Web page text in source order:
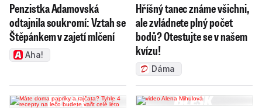
Penzistka Adamovská
odtajnila soukromí: Vztah se
Štěpánkem v zajetí mlčení
Aha!
Hříšný tanec známe všichni,
ale zvládnete plný počet
bodů? Otestujte se v našem
kvízu!
Dáma